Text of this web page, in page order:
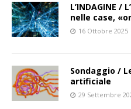
L’INDAGINE /
nelle case,
16 Ottobre 2025
Sondaggio /
artificiale
29 Settembre